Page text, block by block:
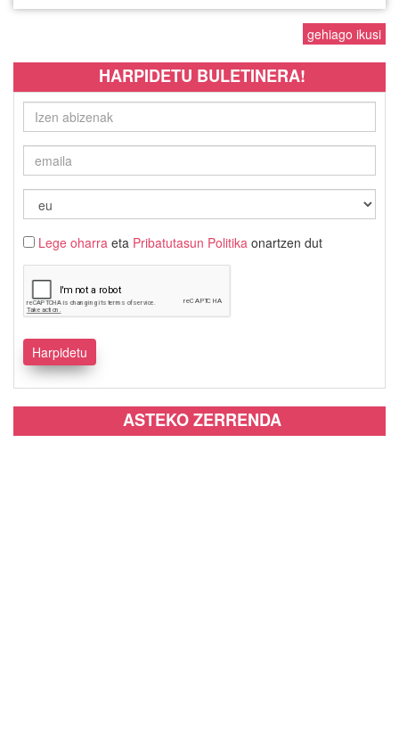
gehiago ikusi
HARPIDETU BULETINERA!
Lege oharra eta Pribatutasun Politika onartzen dut
ASTEKO ZERRENDA